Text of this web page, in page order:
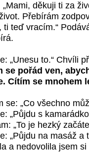
„Mami, děkuji ti za
Přebírám
ti teď vracím.“
„Unesu to.“ Chvíli
se pořád ven,
Cítím se mnohem
se: „Co všechno
„Půjdu s
„To je hezký
„Půjdu na masáž
a nedovolila jsem